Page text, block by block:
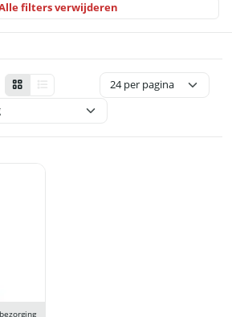
filters verwijderen